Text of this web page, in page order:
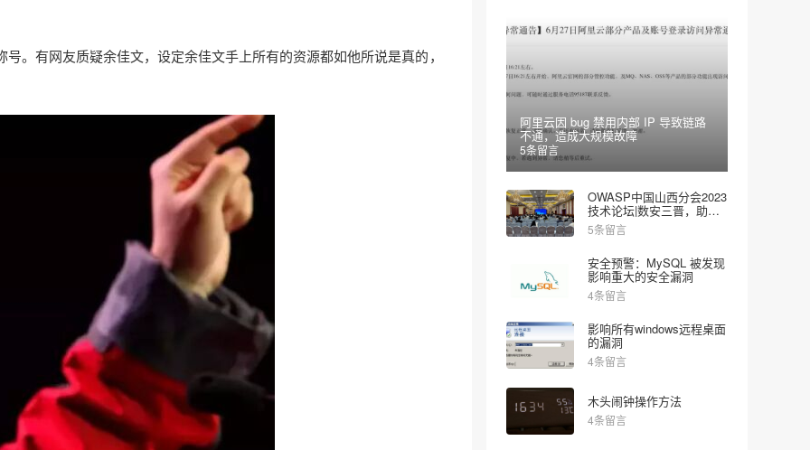
。有网友质疑余佳文，设定余佳文手上所有的资源都如他所说是真的，
阿里云因 bug 禁用内部 IP 导致链路
不通，造成大规模故障
5条留言
OWASP中国山西分会2023
技术论坛|数安三晋，助力
网安
5条留言
安全预警：MySQL 被发现
影响重大的安全漏洞
4条留言
影响所有windows远程桌面
的漏洞
4条留言
木头闹钟操作方法
4条留言